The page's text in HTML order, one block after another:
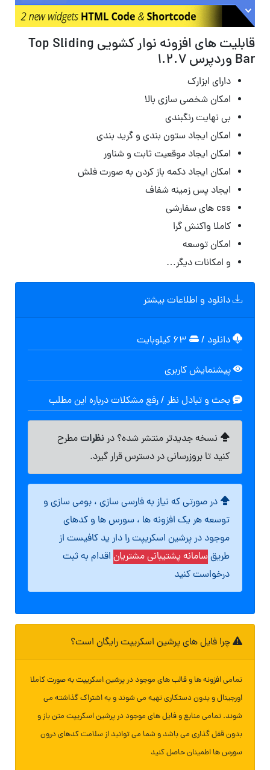
قابلیت های افزونه نوار کشویی Top Sliding
Bar وردپرس 1.2.7
دارای ابزارک
امکان شخصی سازی بالا
بی نهایت رنگبندی
امکان ایجاد ستون بندی و گرید بندی
امکان ایجاد موقعیت ثابت و شناور
امکان ایجاد دکمه باز کردن به صورت فلش
ایجاد پس زمینه شفاف
css های سفارشی
کاملا واکنش گرا
امکان توسعه
و امکانات دیگر…
دانلود و اطلاعات بیشتر
دانلود /
پیشنمایش کاربری
بحث و تبادل نظر / رفع مشکلات درباره این مطلب
نسخه جدیدتر منتشر شده؟ درنظراتمطرح
کنید تا بروزرسانی در دسترس قرار گیرد.
در صورتی که نیاز به فارسی سازی ، بومی سازی و
توسعه هر یک افزونه ها ، سورس ها و کدهای
موجود در پرشین اسکریپت را دار ید کافیست از
طریقسامانه پشتیبانی مشتریان اقدام به ثبت
درخواست کنید
چرا فایل های پرشین اسکریپت رایگان است؟
تمامی افزونه ها و قالب های موجود در پرشین اسکریپت به صورت کاملا
اورجینال و بدون دستکاری تهیه می شوند و به اشتراک گذاشته می
شوند. تمامی منابع و فایل های موجود در پرشین اسکریپت متن باز و
بدون قفل گذاری می باشد و شما می توانید از سلامت کدهای درون
سورس ها اطمینان حاصل کنید